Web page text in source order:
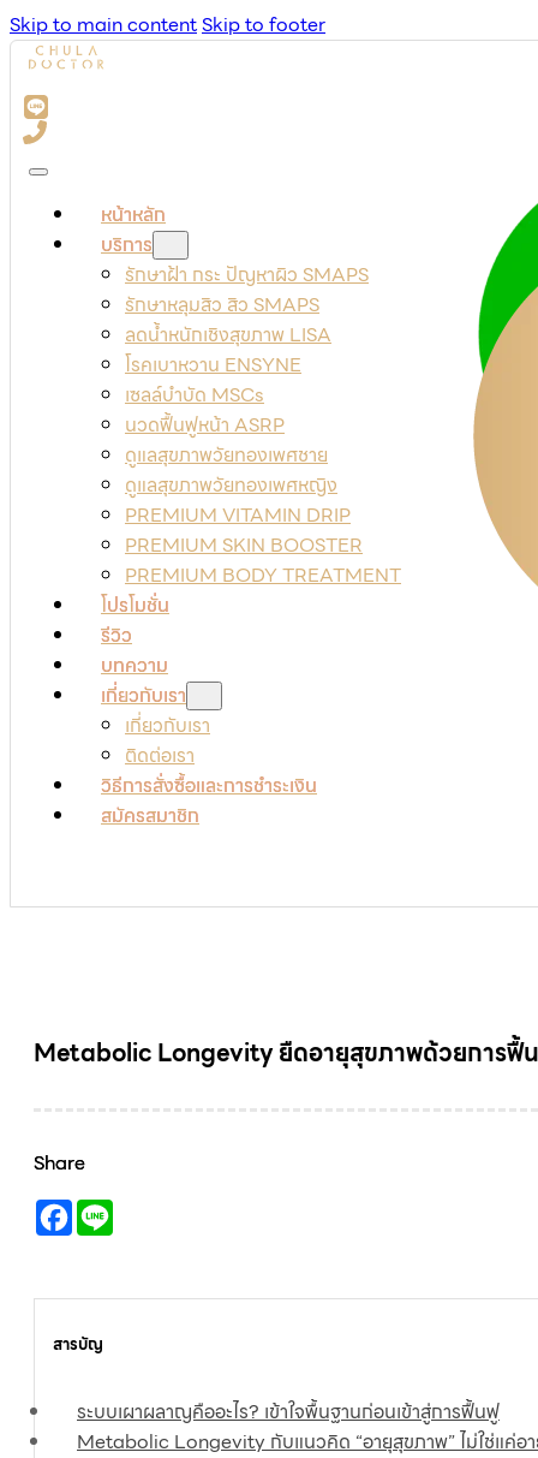
Skip to main contentSkip to footer
หน้าหลัก
บริการ
รักษาฝ้า กระ ปัญหาผิว SMAPS
รักษาหลุมสิว สิว SMAPS
ลดน้ำหนักเชิงสุขภาพ LISA
โรคเบาหวาน ENSYNE
เซลล์บำบัด MSCs
นวดฟื้นฟูหน้า ASRP
ดูแลสุขภาพวัยทองเพศชาย
ดูแลสุขภาพวัยทองเพศหญิง
PREMIUM VITAMIN DRIP
PREMIUM SKIN BOOSTER
PREMIUM BODY TREATMENT
โปรโมชั่น
รีวิว
บทความ
เกี่ยวกับเรา
เกี่ยวกับเรา
ติดต่อเรา
วิธีการสั่งซื้อและการชำระเงิน
สมัครสมาชิก
Metabolic Longevity ยืดอายุสุขภาพด้วยการฟื้น
Share
สารบัญ
ระบบเผาผลาญคืออะไร? เข้าใจพื้นฐานก่อนเข้าสู่การฟื้นฟู
Metabolic Longevity กับแนวคิด “อายุสุขภาพ” ไม่ใช่แค่อ